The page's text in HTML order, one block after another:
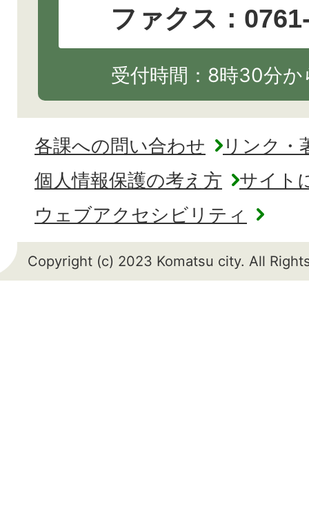
ファクス：
受付時間：8時30分
各課への問い合わせ
リンク・
個人情報保護の考え方
サイト
ウェブアクセシビリティ
Copyright (c) 2023 Komatsu city. All